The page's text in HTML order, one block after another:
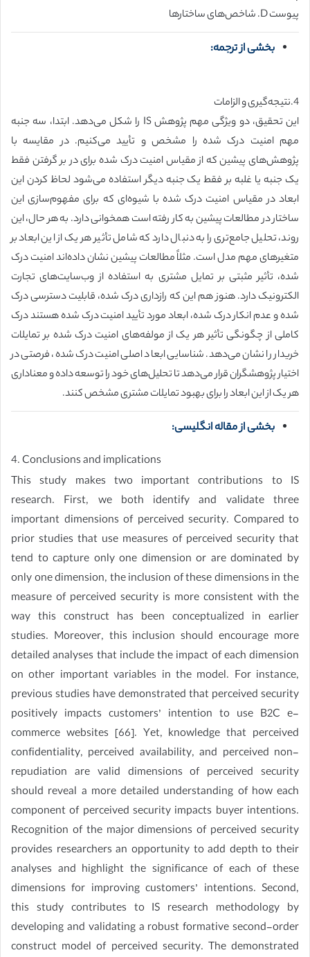
پیوست D. شاخص‌های ساختارها
بخشی از ترجمه:
4.نتیجه‌گیری و الزامات
این تحقیق، دو ویژگی مهم پژوهش IS را شکل می‌دهد. ابتدا، سه جنبه
مهم امنیت درک شده را مشخص و تأیید می‌کنیم. در مقایسه با
پژوهش‌های پیشین که از مقیاس امنیت درک شده برای در بر گرفتن فقط
یک جنبه یا غلبه بر فقط یک جنبه دیگر استفاده می‌شود لحاظ کردن این
ابعاد در مقیاس امنیت درک شده با شیوه‌ای که برای مفهوم‌سازی این
ساختار در مطالعات پیشین به کار رفته است همخوانی دارد. به هر حال، این
روند، تحلیل جامع‌تری را به دنبال دارد که شامل تأثیر هر یک از این ابعاد بر
متغیرهای مهم مدل است. مثلاً مطالعات پیشین نشان داده‌اند امنیت درک
شده، تأثیر مثبتی بر تمایل مشتری به استفاده از وب‌سایت‌های تجارت
الکترونیک دارد. هنوز هم این که رازداری درک شده، قابلیت دسترسی درک
شده و عدم انکار درک شده، ابعاد مورد تأیید امنیت درک شده هستند درک
کاملی از چگونگی تأثیر هر یک از مولفه‌های امنیت درک شده بر تمایلات
خریدار را نشان می‌دهد. شناسایی ابعاد اصلی امنیت درک شده، فرصتی در
اختیار پژوهشگران قرار می‌دهد تا تحلیل‌های خود را توسعه داده و معناداری
هر یک از این ابعاد را برای بهبود تمایلات مشتری مشخص کنند.
بخشی از مقاله انگلیسی:
4. Conclusions and implications
This study makes two important contributions to IS
research. First, we both identify and validate three
important dimensions of perceived security. Compared to
prior studies that use measures of perceived security that
tend to capture only one dimension or are dominated by
only one dimension, the inclusion of these dimensions in the
measure of perceived security is more consistent with the
way this construct has been conceptualized in earlier
studies. Moreover, this inclusion should encourage more
detailed analyses that include the impact of each dimension
on other important variables in the model. For instance,
previous studies have demonstrated that perceived security
positively impacts customers’ intention to use B2C e-
commerce websites [66]. Yet, knowledge that perceived
confidentiality, perceived availability, and perceived non-
repudiation are valid dimensions of perceived security
should reveal a more detailed understanding of how each
component of perceived security impacts buyer intentions.
Recognition of the major dimensions of perceived security
provides researchers an opportunity to add depth to their
analyses and highlight the significance of each of these
dimensions for improving customers’ intentions. Second,
this study contributes to IS research methodology by
developing and validating a robust formative second-order
construct model of perceived security. The demonstrated